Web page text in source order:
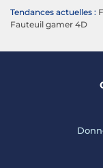
Tendances actuelles :
Fauteuil gamer 4D